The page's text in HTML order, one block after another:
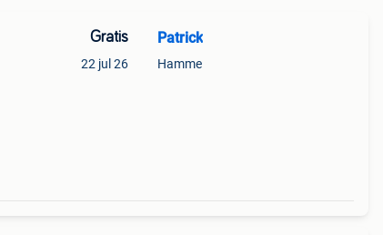
Gratis
22 jul 26
Patrick
Hamme